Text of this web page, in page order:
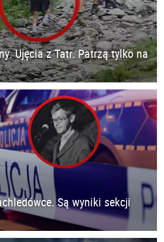
Ujęcia z Tatr. Patrzą tylko na
Są wyniki sekcji